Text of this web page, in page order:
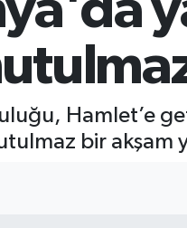
Hamlet’e
bir akşam